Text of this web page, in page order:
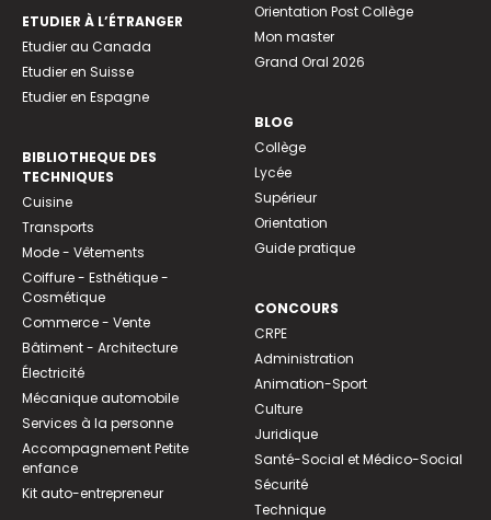
ETUDIER À L’ÉTRANGER
Etudier au Canada
Etudier en Suisse
Etudier en Espagne
BIBLIOTHEQUE DES
TECHNIQUES
Cuisine
Transports
Mode - Vêtements
Coiffure - Esthétique -
Cosmétique
Commerce - Vente
Bâtiment - Architecture
Électricité
Mécanique automobile
Services à la personne
Accompagnement Petite
enfance
Kit auto-entrepreneur
Orientation Post Collège
Mon master
Grand Oral 2026
BLOG
Collège
Lycée
Supérieur
Orientation
Guide pratique
CONCOURS
CRPE
Administration
Animation-Sport
Culture
Juridique
Santé-Social et Médico-Social
Sécurité
Technique